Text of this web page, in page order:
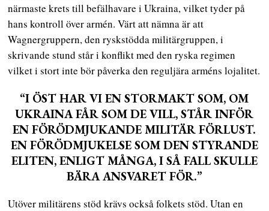
närmaste krets till befälhavare i Ukraina, vilket tyder på
hans kontroll över armén. Värt att nämna är att
Wagnergruppern, den ryskstödda militärgruppen, i
skrivande stund står i konflikt med den ryska regimen
vilket i stort inte bör påverka den reguljära arméns lojalitet.
“I ÖST HAR VI EN STORMAKT SOM, OM
UKRAINA FÅR SOM DE VILL, STÅR INFÖR
EN FÖRÖDMJUKANDE MILITÄR FÖRLUST.
EN FÖRÖDMJUKELSE SOM DEN STYRANDE
ELITEN, ENLIGT MÅNGA, I SÅ FALL SKULLE
BÄRA ANSVARET FÖR.”
Utöver militärens stöd krävs också folkets stöd. Utan en